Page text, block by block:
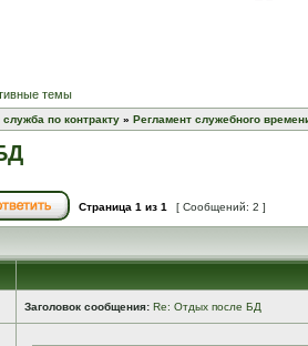
темы
по контракту » Регламент служебного
Страница 1 из 1 [ Сообщений: 2 ]
Заголовок сообщения: Re: Отдых после БД